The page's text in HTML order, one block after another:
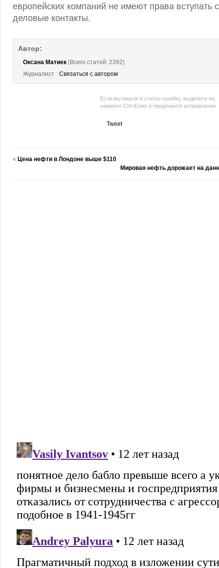
европейских компаний не имеют права вступать
деловые контакты.
Автор:
Оксана Матиек (Всего статей: 2392)
Журналист
Связаться с автором
Если вы нашли в статье ошибку, выделите ее,
нажмите Ctrl+Enter и предложите исправление
Tweet
« Цена нефти в Лондоне выше $110
Мировая нефть дорожает на